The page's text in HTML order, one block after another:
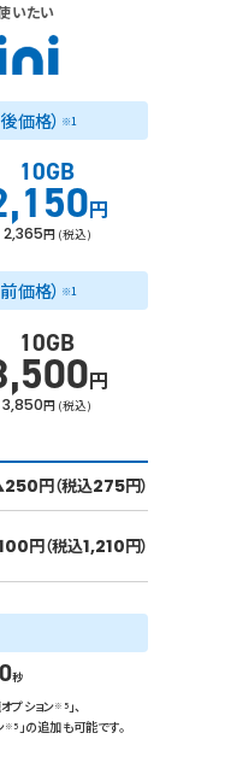
いたい
価格） ※1
10GB
円
2,365円 (税込)
価格） ※1
10GB
円
3,850円 (税込)
250円（税込275円）
円（税込1,210円）
秒
プション※5」、
※5 」の追加も可能です。